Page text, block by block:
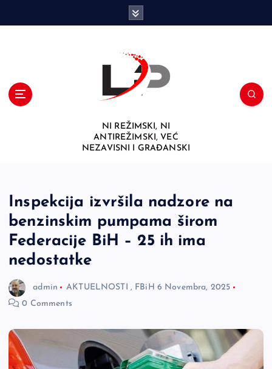
NI REŽIMSKI, NI
ANTIREŽIMSKI, VEĆ
NEZAVISNI I GRAĐANSKI
Inspekcija izvršila nadzore na
benzinskim pumpama širom
Federacije BiH – 25 ih ima
nedostatke
admin AKTUELNOSTI , FBiH 6 Novembra, 2025
0 Comments